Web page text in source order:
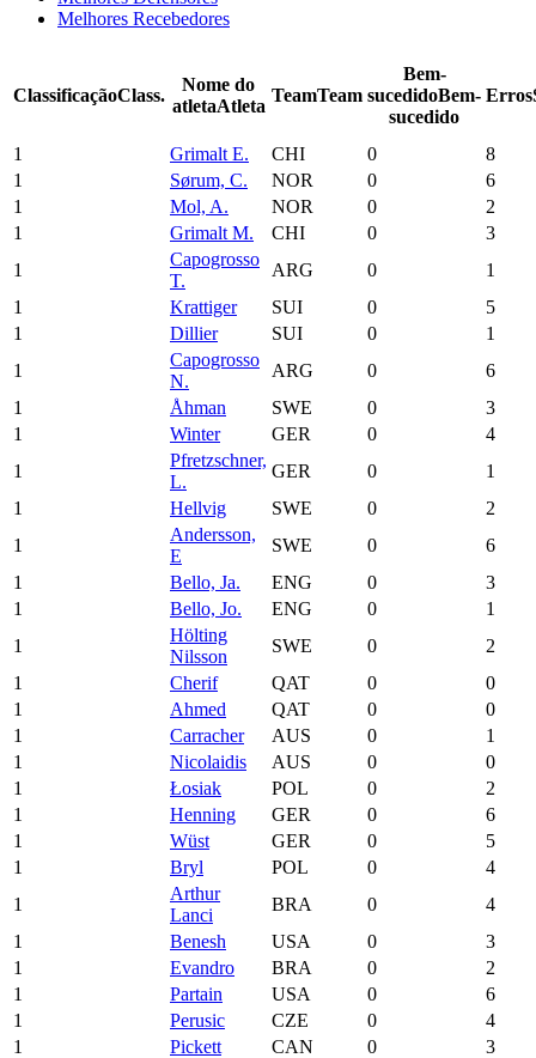
Melhores Recebedores
ClassificaçãoClass.
Nome do
atletaAtleta
TeamTeam
Bem-
sucedidoBem-
sucedido
Erros
1 Grimalt E. CHI 0
8
1
Sørum, C. NOR 0
6
1
Mol, A. NOR 0
2
1
Grimalt M. CHI 0
3
1
Capogrosso
T.
ARG 0
1
1
Krattiger SUI 0
5
1
Dillier SUI 0
1
1
Capogrosso
N.
ARG 0
6
1
Åhman SWE 0
3
1
Winter GER 0
4
1
Pfretzschner,
L.
GER 0
1
1
Hellvig SWE 0
2
1
Andersson,
E
SWE 0
6
1
Bello, Ja. ENG 0
3
1
Bello, Jo. ENG 0
1
1
Hölting
Nilsson
SWE 0
2
1
Cherif QAT 0
0
1
Ahmed QAT 0
0
1
Carracher AUS 0
1
1
Nicolaidis AUS 0
0
1
Łosiak POL 0
2
1
Henning GER 0
6
1
Wüst GER 0
5
1
Bryl POL 0
4
1
Arthur
Lanci
BRA 0
4
1
Benesh USA 0
3
1
Evandro BRA 0
2
1
Partain USA 0
6
1
Perusic CZE 0
4
1
Pickett CAN 0
3